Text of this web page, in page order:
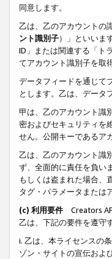
同意します。
乙は、乙のアカウントの
ント識別子）」といいま
ID」または関連する「ト
てアカウント識別子を取
データフィードを通じて
とします。乙は、データ
甲は、乙のアカウント識
密およびセキュリティを
せん。公開キーであるア
乙は、乙のアカウント識
ず、全面的に責任を負い
もしくは盗まれた場合、
タグ・パラメータまたは
(c) 利用要件 Creators
乙は、下記の要件を遵守
i. 乙は、本ライセンスの
ゾン・サイトの宣伝およ